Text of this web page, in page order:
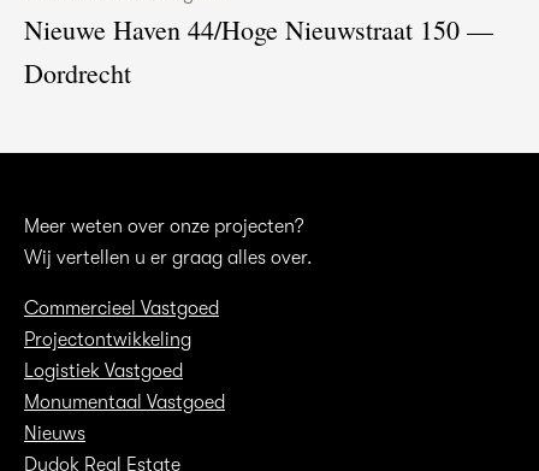
Nieuwe Haven 44/Hoge Nieuwstraat 150 —
Dordrecht
Meer weten over onze projecten?
Wij vertellen u er graag alles over.
Commercieel Vastgoed
Projectontwikkeling
Logistiek Vastgoed
Monumentaal Vastgoed
Nieuws
Dudok Real Estate